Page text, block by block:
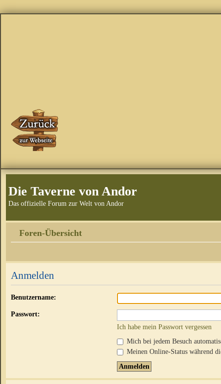
Die Taverne von Andor
Das offizielle Forum zur Welt von Andor
Foren-Übersicht
Anmelden
Benutzername:
Passwort:
Ich habe mein Passwort vergessen
Mich bei jedem Besuch
Meinen Online-Status während